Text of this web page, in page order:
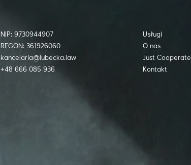
NIP: 9730944907
REGON: 361926060
kancelaria@lubecka.law
+48 666 085 936
Usługi
O nas
Just Cooperate
Kontakt